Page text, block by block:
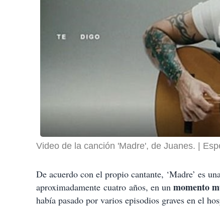
Video de la canción 'Madre', de Juanes.
De acuerdo con el propio cantante, ‘Madre’ es
aproximadamente cuatro años, en un momento
había pasado por varios episodios graves en el